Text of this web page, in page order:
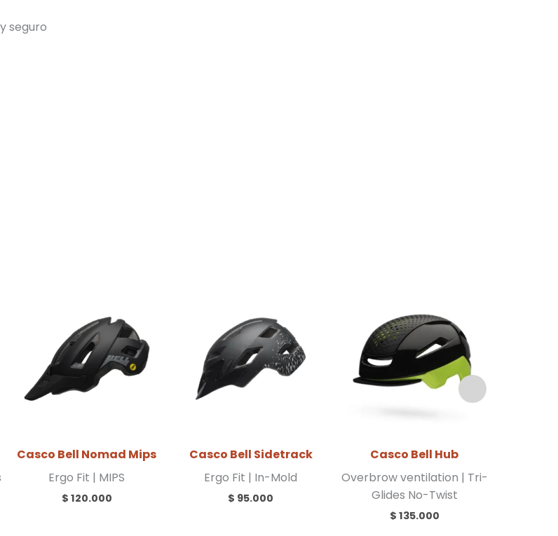
seguro
Casco Bell Nomad Mips
Ergo Fit | MIPS
$ 120.000
Casco Bell Sidetrack
Ergo Fit | In-Mold
$ 95.000
Casco Bell Hub
Overbrow ventilation | Tri-
Glides No-Twist
$ 135.000